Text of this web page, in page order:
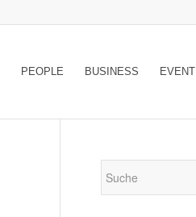
PEOPLE BUSINESS EVENT